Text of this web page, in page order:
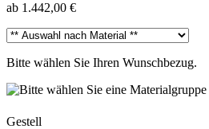
ab 1.442,00 €
Bitte wählen Sie Ihren Wunschbezug.
Gestell